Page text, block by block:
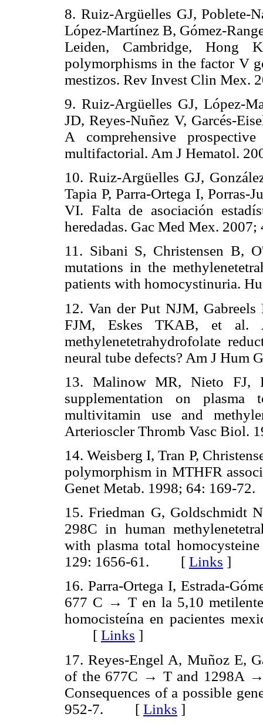
8. Ruiz-Argüelles GJ, Poblete-
López-Martínez B, Gómez-
Leiden, Cambridge, Hong
polymorphisms in the factor V
mestizos. Rev Invest Clin
9. Ruiz-Argüelles GJ, López-
JD, Reyes-Nuñez V, Garcés-
A comprehensive
multifactorial. Am J
10. Ruiz-Argüelles GJ,
Tapia P, Parra-Ortega I,
VI. Falta de asociación
heredadas. Gac Med Mex.
11. Sibani S, Christensen B,
mutations in the
patients with
12. Van der Put NJM,
FJM, Eskes TKAB, et al.
methylenetetrahydrofolate
neural tube defects? Am J
13. Malinow MR, Nieto FJ,
supplementation on plasma
multivitamin use and
Arterioscler Thromb Vasc
14. Weisberg I, Tran P,
polymorphism in MTHFR
Genet Metab. 1998; 64:
15. Friedman G, Goldschmidt
298C in human
with plasma total
129: 1656-61. [ Links ]
16. Parra-Ortega I, Estrada-
677 C → T en la 5,10
homocisteína en pacientes
[ Links ]
17. Reyes-Engel A, Muñoz E,
of the 677C → T and 1298A →
Consequences of a possible
952-7. [ Links ]